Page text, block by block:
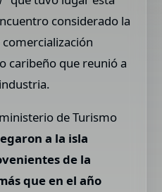
considerado la
caribeño que reunió a
de Turismo
a la isla
de la
que en el año